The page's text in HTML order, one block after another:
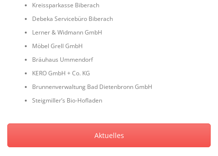
Kreissparkasse Biberach
Debeka Servicebüro Biberach
Lerner & Widmann GmbH
Möbel Grell GmbH
Bräuhaus Ummendorf
KERO GmbH + Co. KG
Brunnenverwaltung Bad Dietenbronn GmbH
Steigmiller’s Bio-Hofladen
Aktuelles